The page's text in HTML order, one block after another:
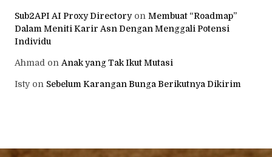
Sub2API AI Proxy Directoryon Membuat “Roadmap”
Dalam Meniti Karir Asn Dengan Menggali Potensi
Individu
Ahmad on Anak yang Tak Ikut Mutasi
Istyon Sebelum Karangan Bunga Berikutnya Dikirim